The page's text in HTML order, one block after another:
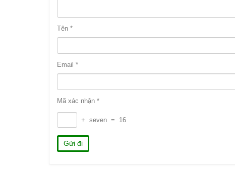
Tên *
Email *
Mã xác nhận *
+ seven = 16